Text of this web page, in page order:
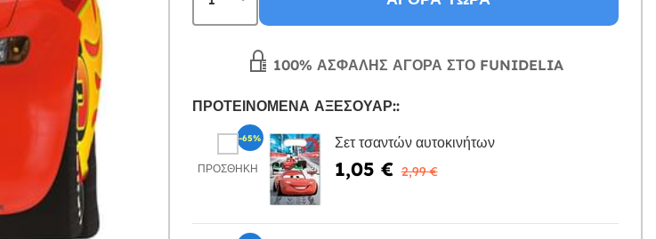
100% ΑΣΦΑΛΉΣ ΑΓΟΡΆ ΣΤΟ FUNIDELIA
ΠΡΟΤΕΙΝΌΜΕΝΑ ΑΞΕΣΟΥΆΡ::
ΠΡΟΣΘΉΚΗ
Σετ τσαντών αυτοκινήτων
1,05 € 2,99 €
-65%